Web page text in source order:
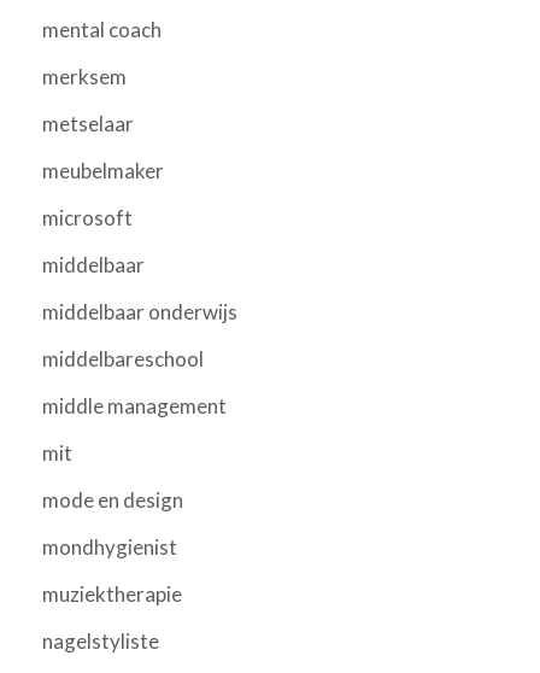
mental coach
merksem
metselaar
meubelmaker
microsoft
middelbaar
middelbaar onderwijs
middelbareschool
middle management
mit
mode en design
mondhygienist
muziektherapie
nagelstyliste